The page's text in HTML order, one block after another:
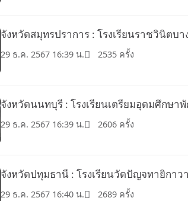
จังหวัดสมุทรปราการ : โรงเรียนราชวินิตบ
29 ธ.ค. 2567 16:39 น. 2535 ครั้ง
จังหวัดนนทบุรี : โรงเรียนเตรียมอุดมศึกษา
29 ธ.ค. 2567 16:39 น. 2606 ครั้ง
จังหวัดปทุมธานี : โรงเรียนวัดปัญจทายิกาวา
29 ธ.ค. 2567 16:40 น. 2689 ครั้ง